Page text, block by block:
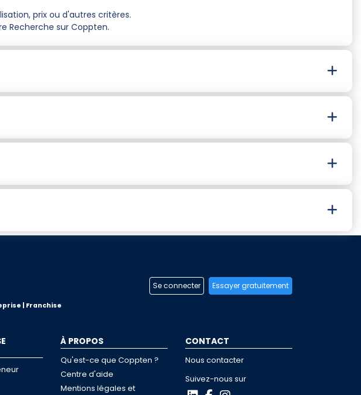
prix ou d'autres critères.
Recherche sur Coppten.
| Franchise
Se connecter Essayer gratuitement
À PROPOS
Qu'est-ce que Coppten ?
Centre d'aide
Mentions légales et
CONTACT
Nous contacter
Suivez-nous sur